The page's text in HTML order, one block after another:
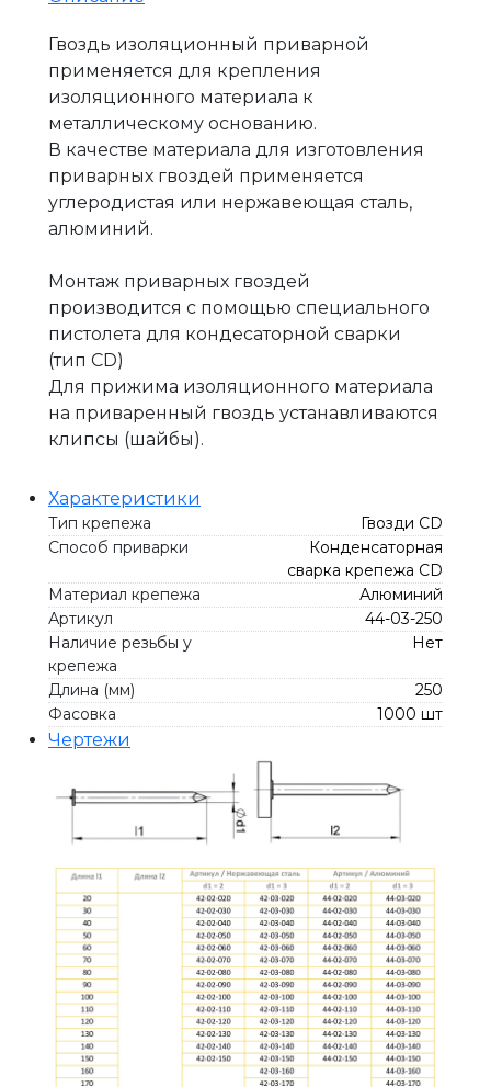
Гвоздь изоляционный приварной
применяется для крепления
изоляционного материала к
металлическому основанию.
В качестве материала для изготовления
приварных гвоздей применяется
углеродистая или нержавеющая сталь,
алюминий.
Монтаж приварных гвоздей
производится с помощью специального
пистолета для кондесаторной сварки
(тип CD)
Для прижима изоляционного материала
на приваренный гвоздь устанавливаются
клипсы (шайбы).
Характеристики
Тип крепежа
Гвозди СD
Способ приварки
Конденсаторная
сварка крепежа CD
Материал крепежа
Алюминий
Артикул
44-03-250
Наличие резьбы у
крепежа
Нет
Длина (мм)
250
Фасовка
1000 шт
Чертежи